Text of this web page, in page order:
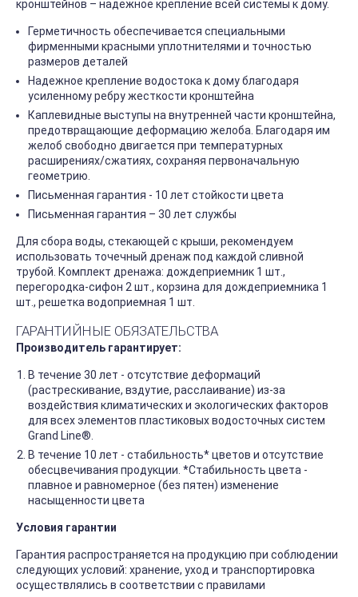
кронштейнов – надежное крепление всей системы к дому.
Герметичность обеспечивается специальными
фирменными красными уплотнителями и точностью
размеров деталей
Надежное крепление водостока к дому благодаря
усиленному ребру жесткости кронштейна
Каплевидные выступы на внутренней части кронштейна,
предотвращающие деформацию желоба. Благодаря им
желоб свободно двигается при температурных
расширениях/сжатиях, сохраняя первоначальную
геометрию.
Письменная гарантия - 10 лет стойкости цвета
Письменная гарантия – 30 лет службы
Для сбора воды, стекающей с крыши, рекомендуем
использовать точечный дренаж под каждой сливной
трубой. Комплект дренажа: дождеприемник 1 шт.,
перегородка-сифон 2 шт., корзина для дождеприемника 1
шт., решетка водоприемная 1 шт.
ГАРАНТИЙНЫЕ ОБЯЗАТЕЛЬСТВА
Производитель гарантирует:
В течение 30 лет - отсутствие деформаций
(растрескивание, вздутие, расслаивание) из-за
воздействия климатических и экологических факторов
для всех элементов пластиковых водосточных систем
Grand Line®.
В течение 10 лет - стабильность* цветов и отсутствие
обесцвечивания продукции. *Стабильность цвета -
плавное и равномерное (без пятен) изменение
насыщенности цвета
Условия гарантии
Гарантия распространяется на продукцию при соблюдении
следующих условий: хранение, уход и транспортировка
осуществлялись в соответствии с правилами